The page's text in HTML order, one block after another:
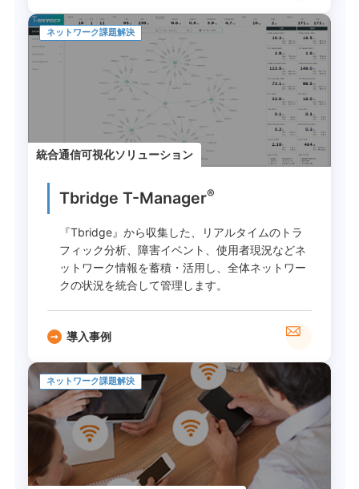
ネットワーク課題解決
統合通信可視化ソリューション
Tbridge T-Manager®
『Tbridge』から収集した、リアルタイムのトラ
フィック分析、障害イベント、使用者現況などネ
ットワーク情報を蓄積・活用し、全体ネットワー
クの状況を統合して管理します。
導入事例
ネットワーク課題解決